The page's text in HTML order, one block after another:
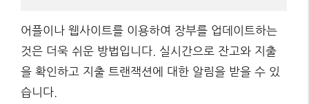
어플이나 웹사이트를 이용하여 장부를 업데이트하는
것은 더욱 쉬운 방법입니다. 실시간으로 잔고와 지출
을 확인하고 지출 트랜잭션에 대한 알림을 받을 수 있
습니다.